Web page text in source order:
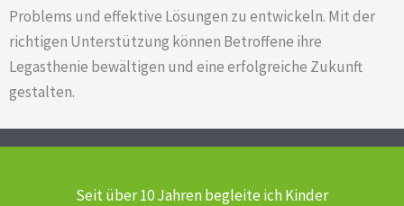
Problems und effektive Lösungen zu entwickeln. Mit der
richtigen Unterstützung können Betroffene ihre
Legasthenie bewältigen und eine erfolgreiche Zukunft
gestalten.
Seit über 10 Jahren begleite ich Kinder